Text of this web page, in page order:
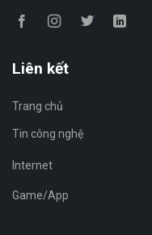
Liên kết
Trang chủ
Tin công nghệ
Internet
Game/App